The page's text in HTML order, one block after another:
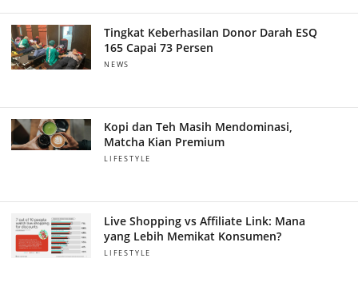
Tingkat Keberhasilan Donor Darah ESQ
165 Capai 73 Persen
NEWS
Kopi dan Teh Masih Mendominasi,
Matcha Kian Premium
LIFESTYLE
Live Shopping vs Affiliate Link: Mana
yang Lebih Memikat Konsumen?
LIFESTYLE